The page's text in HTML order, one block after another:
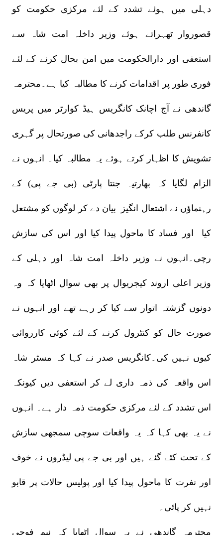
دہلی میں ہوئے تشدد کے لئے مرکزی حکومت کو
قصوروار ٹھہراتے ہوئے وزیر داخلہ امت شاہ سے
استعفی اور دارالحکومت میں امن بحال کرنے کے لئے
فوری طور پر اقدامات کرنے کا مطالبہ کیا ہے۔محترمہ
گاندھی نے آج اچانک کانگریس ہیڈ کوارٹر میں پریس
کانفرنس طلب کرکے راجدھانی کی صورتحال پر گہری
تشویش کا اظہار کرتے ہوئے یہ مطالبہ کیا۔ انہوں نے
الزام لگایا کہ بھارتیہ جنتا پارٹی (بی جے پی) کے
رہنماؤں نے اشتعال انگیز بیان دے کر لوگوں کو مشتعل
کیا اور فساد کا ماحول پیدا کیا اور اس کی سازش
رچی۔انہوں نے وزیر داخلہ امت شاہ اور دہلی کے
وزیر اعلی اروند کیجریوال پر بھی سوال اٹھایا کہ وہ
دونوں گزشتہ اتوار سے کیا کر رہے تھے اور انہوں نے
صورت حال کو کنٹرول کرنے کے لئے کوئی کارروائی
کیوں نہیں کی۔کانگریس صدر نے کہا کہ مسٹر شاہ
اس واقعہ کی ذمہ داری لے کر استعفی دیں کیونکہ
اس تشدد کے لئے مرکزی حکومت ذمہ دار ہے۔ انہوں
نے یہ بھی کہا کہ یہ واقعات سوچی سمجھی سازش
کے تحت کئے گئے ہیں اور بی جے پی لیڈروں نے خوف
اور نفرت کا ماحول پیدا کیا اور پولیس حالات پر قابو
نہیں کر پائی۔
محترمہ گاندھی نے یہ سوال اٹھایا کہ نیم فوجی